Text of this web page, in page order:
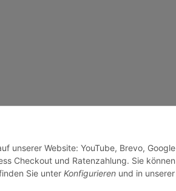
unserer Website: YouTube, Brevo, Google
Checkout und Ratenzahlung. Sie können
Sie unter Konfigurieren und in unserer